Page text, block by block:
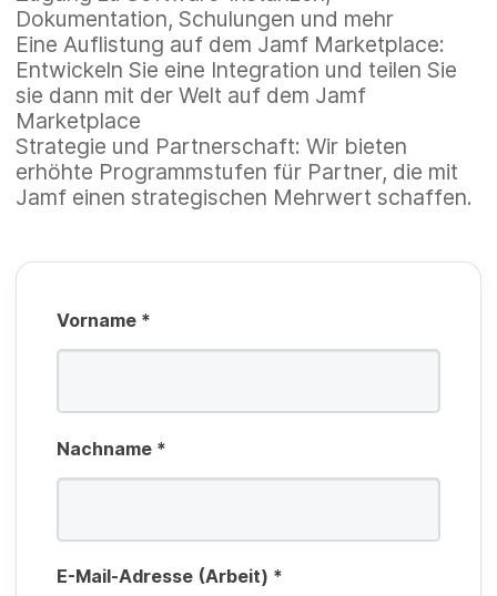
Vorname *
Nachname *
d
E-Mail-Adresse (Arbeit) *
t
f
e
l
d
li
c
h
t
f
l
P
f
li
c
f
e
f
c
t
f
e
Dokumentation, Schulungen und mehr
Eine Auflistung auf dem Jamf Marketplace:
Entwickeln Sie eine Integration und teilen Sie
sie dann mit der Welt auf dem Jamf
Marketplace
Strategie und Partnerschaft: Wir bieten
erhöhte Programmstufen für Partner, die mit
Jamf einen strategischen Mehrwert schaffen.